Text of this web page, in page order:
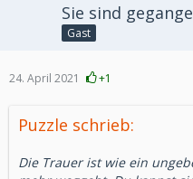
Sie sind
Gast
24. April 2021 +1
Puzzle schrieb:
Die Trauer ist wie ein